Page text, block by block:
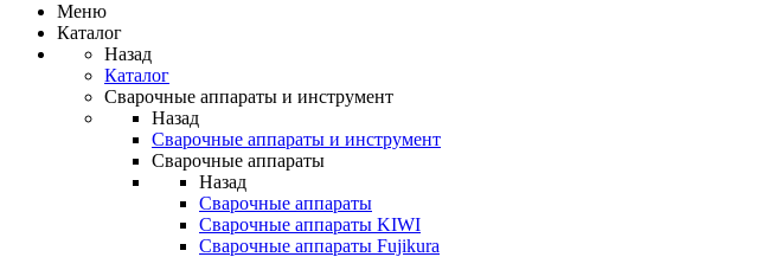
Меню
Каталог
Назад
Каталог
Сварочные аппараты и инструмент
Назад
Сварочные аппараты и инструмент
Сварочные аппараты
Назад
Сварочные аппараты
Сварочные аппараты KIWI
Сварочные аппараты Fujikura